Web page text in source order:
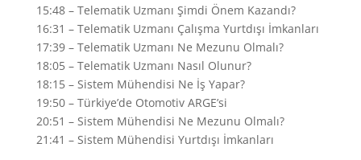
15:48 – Telematik Uzmanı Şimdi Önem Kazandı?
16:31 – Telematik Uzmanı Çalışma Yurtdışı İmkanları
17:39 – Telematik Uzmanı Ne Mezunu Olmalı?
18:05 – Telematik Uzmanı Nasıl Olunur?
18:15 – Sistem Mühendisi Ne İş Yapar?
19:50 – Türkiye’de Otomotiv ARGE’si
20:51 – Sistem Mühendisi Ne Mezunu Olmalı?
21:41 – Sistem Mühendisi Yurtdışı İmkanları